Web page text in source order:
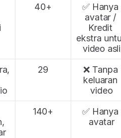
40+
✅ Hanya
avatar /
Kredit
ekstra
video asli
29
❌ Tanpa
keluaran
video
140+
✅ Hanya
avatar